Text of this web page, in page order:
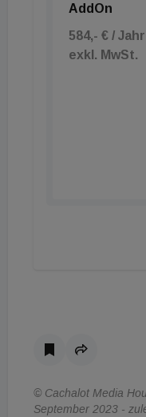
AddOn
584,- € / Jahr
exkl. MwSt.
© Cachalot Media
September 2023 -